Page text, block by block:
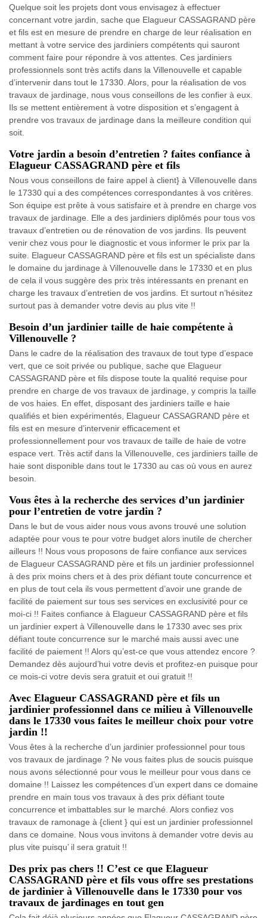
Quelque soit les projets dont vous envisagez à effectuer
concernant votre jardin, sache que Elagueur CASSAGRAND père
et fils est en mesure de prendre en charge de leur réalisation en
mettant à votre service des jardiniers compétents qui sauront
comment faire pour répondre à vos attentes. Ces jardiniers
professionnels sont très actifs dans la Villenouvelle et capable
d’intervenir dans tout le 17330. Alors, pour la réalisation de vos
travaux de jardinage, nous vous conseillons de les confier à eux.
Ils se mettent entièrement à votre disposition et s’engagent à
prendre vos travaux de jardinage dans la meilleure condition qui
soit.
Votre jardin a besoin d’entretien ? faites confiance à
Elagueur CASSAGRAND père et fils
Nous vous conseillons de faire appel à client} à Villenouvelle dans
le 17330 qui a des compétences correspondantes à vos critères.
Son équipe est prête à vous satisfaire et à prendre en charge vos
travaux de jardinage. Elle a des jardiniers diplômés pour tous vos
travaux d’entretien ou de rénovation de vos jardins. Ils peuvent
venir chez vous pour le diagnostic et vous informer le prix par la
suite. Elagueur CASSAGRAND père et fils est un spécialiste dans
le domaine du jardinage à Villenouvelle dans le 17330 et en plus
de cela il vous suggère des prix très intéressants en prenant en
charge les travaux d’entretien de vos jardins. Et surtout n’hésitez
surtout pas à demander votre devis au plus vite !!
Besoin d’un jardinier taille de haie compétente à
Villenouvelle ?
Dans le cadre de la réalisation des travaux de tout type d’espace
vert, que ce soit privée ou publique, sache que Elagueur
CASSAGRAND père et fils dispose toute la qualité requise pour
prendre en charge de vos travaux de jardinage, y compris la taille
de vos haies. En effet, disposant des jardiniers taille e haie
qualifiés et bien expérimentés, Elagueur CASSAGRAND père et
fils est en mesure d’intervenir efficacement et
professionnellement pour vos travaux de taille de haie de votre
espace vert. Très actif dans la Villenouvelle, ces jardiniers taille de
haie sont disponible dans tout le 17330 au cas où vous en aurez
besoin.
Vous êtes à la recherche des services d’un jardinier
pour l’entretien de votre jardin ?
Dans le but de vous aider nous vous avons trouvé une solution
adaptée pour vous te pour votre budget alors inutile de chercher
ailleurs !! Nous vous proposons de faire confiance aux services
de Elagueur CASSAGRAND père et fils un jardinier professionnel
à des prix moins chers et à des prix défiant toute concurrence et
en plus de tout cela ils vous permettent d’avoir une grande de
facilité de paiement sur tous ses services en exclusivité pour ce
moi-ci !! Faites confiance à Elagueur CASSAGRAND père et fils
un jardinier expert à Villenouvelle dans le 17330 avec ses prix
défiant toute concurrence sur le marché mais aussi avec une
facilité de paiement !! Alors qu’est-ce que vous attendez encore ?
Demandez dès aujourd’hui votre devis et profitez-en puisque pour
ce mois-ci votre devis sera gratuit et oui gratuit !!
Avec Elagueur CASSAGRAND père et fils un
jardinier professionnel dans ce milieu à Villenouvelle
dans le 17330 vous faites le meilleur choix pour votre
jardin !!
Vous êtes à la recherche d’un jardinier professionnel pour tous
vos travaux de jardinage ? Ne vous faites plus de soucis puisque
nous avons sélectionné pour vous le meilleur pour vous dans ce
domaine !! Laissez les compétences d’un expert dans ce domaine
prendre en main tous vos travaux à des prix défiant toute
concurrence et imbattables sur le marché. Alors confiez vos
travaux de ramonage à {client } qui est un jardinier professionnel
dans ce domaine. Nous vous invitons à demander votre devis au
plus vite puisqu’ il sera gratuit !!
Des prix pas chers !! C’est ce que Elagueur
CASSAGRAND père et fils vous offre ses prestations
de jardinier à Villenouvelle dans le 17330 pour vos
travaux de jardinages en tout gen